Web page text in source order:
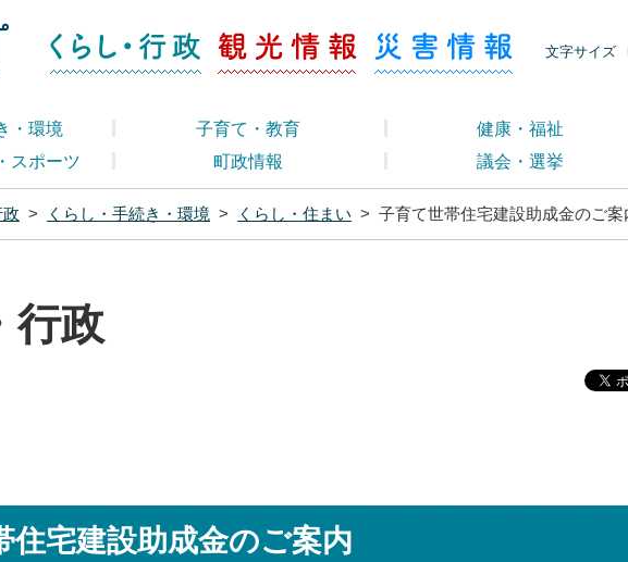
大子町ホームページ くらし・行政
文字サイズ
くらし・行政 観光情報 災害情報
・環境 子育て・教育
健康・福祉
スポーツ
町政情報 議会・選挙
政 > くらし・手続き・環境 > くらし・住まい > 子育て世帯住宅建設助成金のご案
行政
住宅建設助成金のご案内